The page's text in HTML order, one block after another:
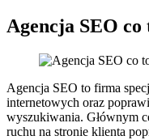
Agencja SEO co
Agencja SEO to firma
internetowych oraz
wyszukiwania. Głównym
ruchu na stronie klienta